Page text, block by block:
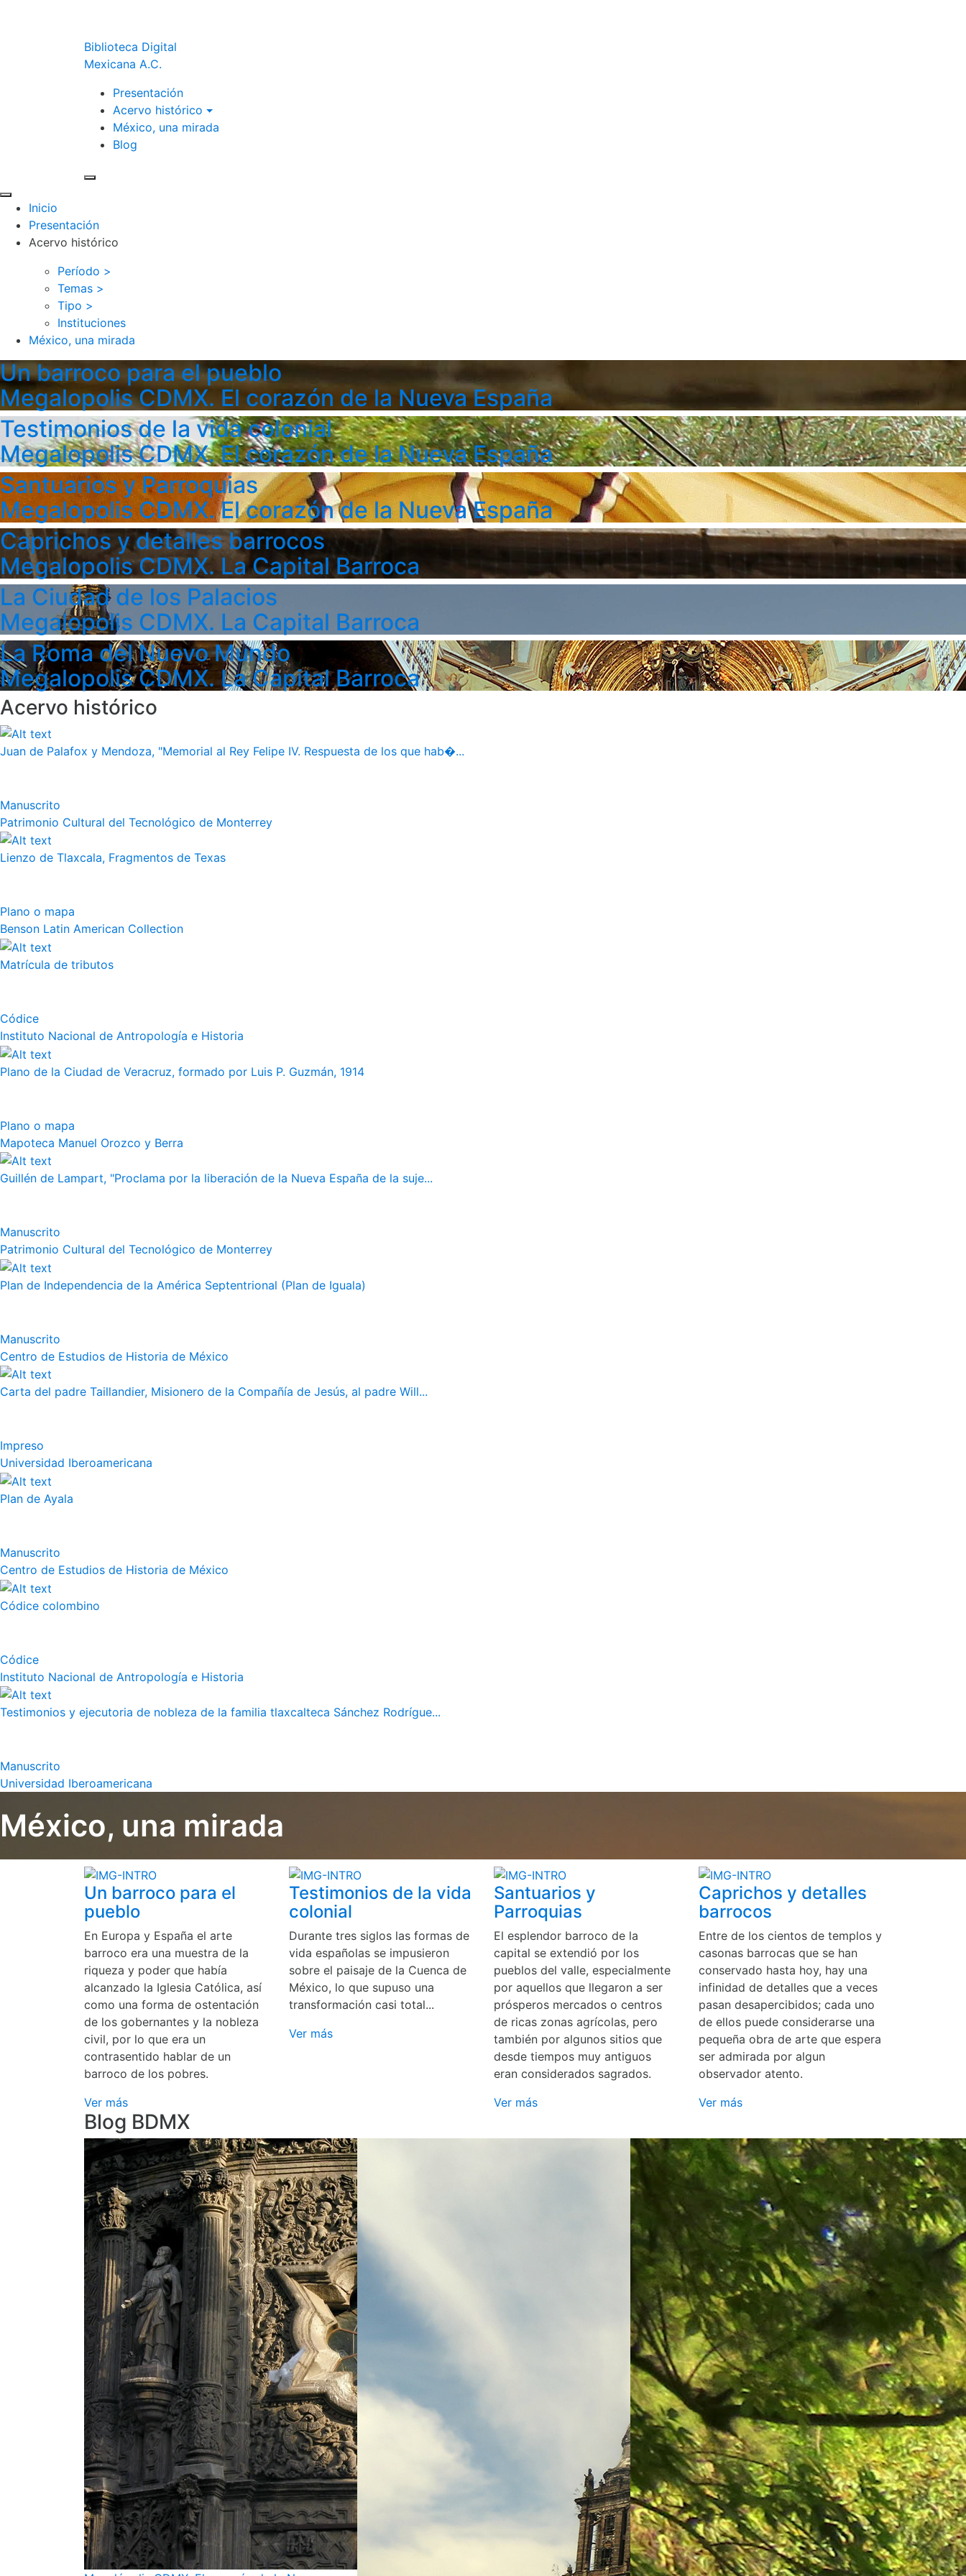
Biblioteca Digital
Mexicana A.C.
Presentación
Acervo histórico
México, una mirada
Blog
Inicio
Presentación
Acervo histórico
Período >
Temas >
Tipo >
Instituciones
México, una mirada
Un barroco para el pueblo
Megalopolis CDMX. El corazón de la Nueva España
Testimonios de la vida colonial
Megalopolis CDMX. El corazón de la Nueva España
Santuarios y Parroquias
Megalopolis CDMX. El corazón de la Nueva España
Caprichos y detalles barrocos
Megalopolis CDMX. La Capital Barroca
La Ciudad de los Palacios
Megalopolis CDMX. La Capital Barroca
La Roma del Nuevo Mundo
Megalopolis CDMX. La Capital Barroca
Acervo histórico
Juan de Palafox y Mendoza, "Memorial al Rey Felipe IV. Respuesta de los que hab�...
Manuscrito
Patrimonio Cultural del Tecnológico de Monterrey
Lienzo de Tlaxcala, Fragmentos de Texas
Plano o mapa
Benson Latin American Collection
Matrícula de tributos
Códice
Instituto Nacional de Antropología e Historia
Plano de la Ciudad de Veracruz, formado por Luis P. Guzmán, 1914
Plano o mapa
Mapoteca Manuel Orozco y Berra
Guillén de Lampart, "Proclama por la liberación de la Nueva España de la suje...
Manuscrito
Patrimonio Cultural del Tecnológico de Monterrey
Plan de Independencia de la América Septentrional (Plan de Iguala)
Manuscrito
Centro de Estudios de Historia de México
Carta del padre Taillandier, Misionero de la Compañía de Jesús, al padre Will...
Impreso
Universidad Iberoamericana
Plan de Ayala
Manuscrito
Centro de Estudios de Historia de México
Códice colombino
Códice
Instituto Nacional de Antropología e Historia
Testimonios y ejecutoria de nobleza de la familia tlaxcalteca Sánchez Rodrígue...
Manuscrito
Universidad Iberoamericana
México, una mirada
Un barroco para el
pueblo
En Europa y España el arte
barroco era una muestra de la
riqueza y poder que había
alcanzado la Iglesia Católica, así
como una forma de ostentación
de los gobernantes y la nobleza
civil, por lo que era un
contrasentido hablar de un
barroco de los pobres.
Ver más
Testimonios de la vida
colonial
Durante tres siglos las formas de
vida españolas se impusieron
sobre el paisaje de la Cuenca de
México, lo que supuso una
transformación casi total...
Ver más
Santuarios y
Parroquias
El esplendor barroco de la
capital se extendió por los
pueblos del valle, especialmente
por aquellos que llegaron a ser
prósperos mercados o centros
de ricas zonas agrícolas, pero
también por algunos sitios que
desde tiempos muy antiguos
eran considerados sagrados.
Ver más
Caprichos y detalles
barrocos
Entre de los cientos de templos y
casonas barrocas que se han
conservado hasta hoy, hay una
infinidad de detalles que a veces
pasan desapercibidos; cada uno
de ellos puede considerarse una
pequeña obra de arte que espera
ser admirada por algun
observador atento.
Ver más
Blog BDMX